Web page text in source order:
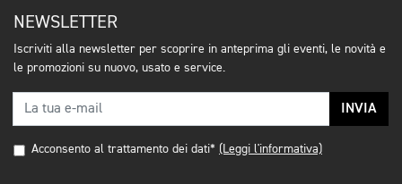
NEWSLETTER
Iscriviti alla newsletter per scoprire in anteprima gli eventi, le novità e
le promozioni su nuovo, usato e service.
INVIA
Acconsento al trattamento dei dati* (Leggi l'informativa)